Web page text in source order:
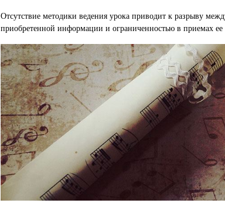
Отсутствие методики ведения урока приводит к разрыву
приобретенной информации и ограниченностью в приемах ее